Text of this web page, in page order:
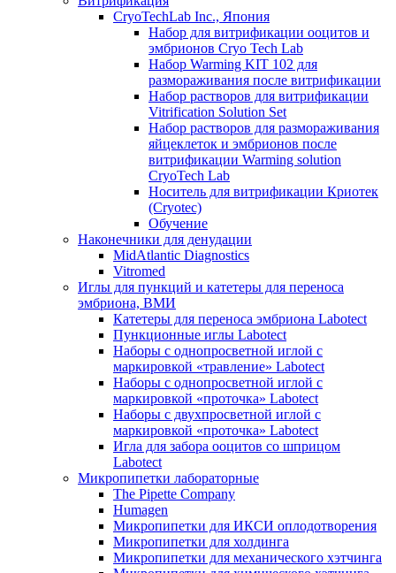
CryoTechLab Inc., Япония
Набор для витрификации ооцитов и
эмбрионов Cryo Tech Lab
Набор Warming KIT 102 для
размораживания после витрификации
Набор растворов для витрификации
Vitrification Solution Set
Набор растворов для размораживания
яйцеклеток и эмбрионов после
витрификации Warming solution
CryoTech Lab
Носитель для витрификации Криотек
(Cryotec)
Обучение
Наконечники для денудации
MidAtlantic Diagnostics
Vitromed
Иглы для пункций и катетеры для переноса
эмбриона, ВМИ
Катетеры для переноса эмбриона Labotect
Пункционные иглы Labotect
Наборы с однопросветной иглой с
маркировкой «травление» Labotect
Наборы с однопросветной иглой с
маркировкой «проточка» Labotect
Наборы с двухпросветной иглой с
маркировкой «проточка» Labotect
Игла для забора ооцитов со шприцом
Labotect
Микропипетки лабораторные
The Pipette Company
Humagen
Микропипетки для ИКСИ оплодотворения
Микропипетки для холдинга
Микропипетки для механического хэтчинга